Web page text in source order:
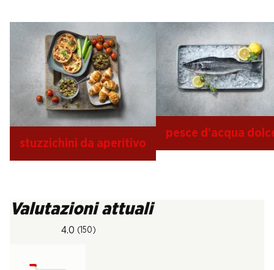
stuzzichini da aperitivo
pesce d’acqua
Valutazioni attuali
4.0 (150)